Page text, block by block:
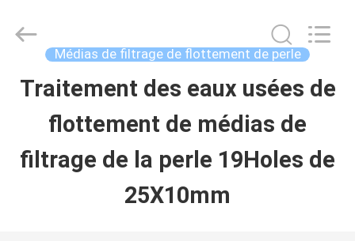
MAISON
LuoX
Médias de filtrage de flottement de perle
Traitement des eaux usées de
flottement de médias de
filtrage de la perle 19Holes de
25X10mm